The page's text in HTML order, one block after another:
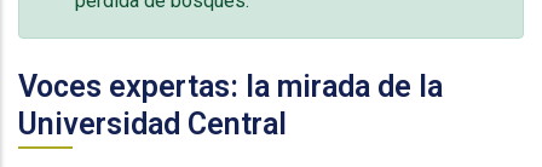
Voces expertas: la mirada de la
Universidad Central